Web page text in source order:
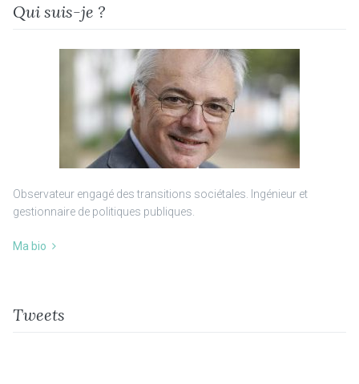
Qui suis-je ?
Observateur engagé des transitions sociétales. Ingénieur et
gestionnaire de politiques publiques.
Ma bio
Tweets